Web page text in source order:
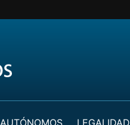
AUTÓNOMOS
LEGALIDAD